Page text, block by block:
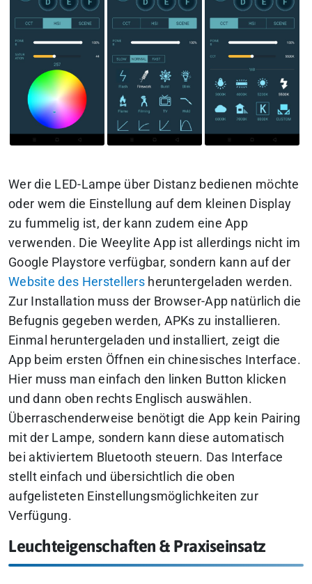
Wer die LED-Lampe über Distanz bedienen möchte
oder wem die Einstellung auf dem kleinen Display
zu fummelig ist, der kann zudem eine App
verwenden. Die Weeylite App ist allerdings nicht im
Google Playstore verfügbar, sondern kann auf der
Website des Herstellersheruntergeladen werden.
Zur Installation muss der Browser-App natürlich die
Befugnis gegeben werden, APKs zu installieren.
Einmal heruntergeladen und installiert, zeigt die
App beim ersten Öffnen ein chinesisches Interface.
Hier muss man einfach den linken Button klicken
und dann oben rechts Englisch auswählen.
Überraschenderweise benötigt die App kein Pairing
mit der Lampe, sondern kann diese automatisch
bei aktiviertem Bluetooth steuern. Das Interface
stellt einfach und übersichtlich die oben
aufgelisteten Einstellungsmöglichkeiten zur
Verfügung.
Leuchteigenschaften & Praxiseinsatz